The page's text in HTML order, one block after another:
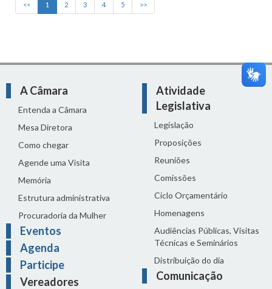
<< 1 2 3 4 5 >>
A Câmara
Entenda a Câmara
Mesa Diretora
Como chegar
Agende uma Visita
Memória
Estrutura administrativa
Procuradoria da Mulher
Eventos
Agenda
Participe
Vereadores
Atividade
Legislativa
Legislação
Proposições
Reuniões
Comissões
Ciclo Orçamentário
Homenagens
Audiências Públicas, Visitas
Técnicas e Seminários
Distribuição do dia
Comunicação